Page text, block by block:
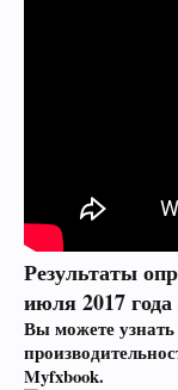
Результаты
июля 2017
Вы можете
Myfxbook.